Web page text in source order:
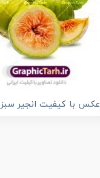
عکس با کیفیت انجیر سبز